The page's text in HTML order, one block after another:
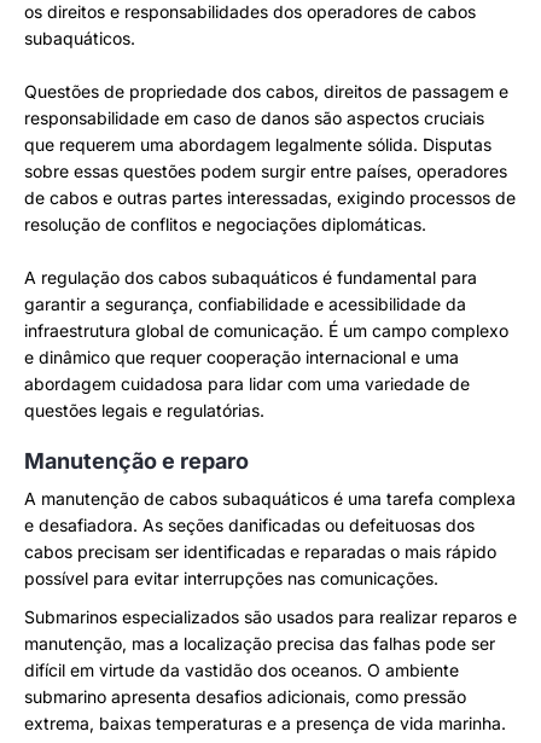
os direitos e responsabilidades dos operadores de cabos
subaquáticos.
Questões de propriedade dos cabos, direitos de passagem e
responsabilidade em caso de danos são aspectos cruciais
que requerem uma abordagem legalmente sólida. Disputas
sobre essas questões podem surgir entre países, operadores
de cabos e outras partes interessadas, exigindo processos de
resolução de conflitos e negociações diplomáticas.
A regulação dos cabos subaquáticos é fundamental para
garantir a segurança, confiabilidade e acessibilidade da
infraestrutura global de comunicação. É um campo complexo
e dinâmico que requer cooperação internacional e uma
abordagem cuidadosa para lidar com uma variedade de
questões legais e regulatórias.
Manutenção e reparo
A manutenção de cabos subaquáticos é uma tarefa complexa
e desafiadora. As seções danificadas ou defeituosas dos
cabos precisam ser identificadas e reparadas o mais rápido
possível para evitar interrupções nas comunicações.
Submarinos especializados são usados para realizar reparos e
manutenção, mas a localização precisa das falhas pode ser
difícil em virtude da vastidão dos oceanos. O ambiente
submarino apresenta desafios adicionais, como pressão
extrema, baixas temperaturas e a presença de vida marinha.